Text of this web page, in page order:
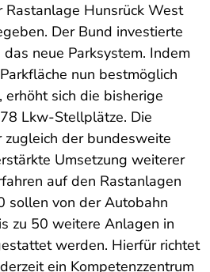
Rastanlage Hunsrück West
Der Bund investierte
neue Parksystem. Indem
nun bestmöglich
sich die bisherige
Lkw-Stellplätze. Die
der bundesweite
Umsetzung weiterer
auf den Rastanlagen
sollen von der Autobahn
zu 50 weitere Anlagen in
werden. Hierfür richtet
ein Kompetenzzentrum